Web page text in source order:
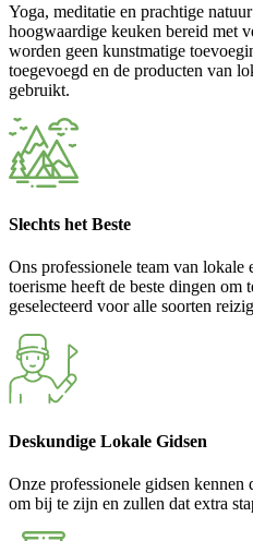
Yoga, meditatie en prachtige
hoogwaardige keuken bereid met
worden geen kunstmatige
toegevoegd en de producten van
gebruikt.
Slechts het Beste
Ons professionele team van lokale
toerisme heeft de beste dingen
geselecteerd voor alle soorten
Deskundige Lokale Gidsen
Onze professionele gidsen
om bij te zijn en zullen dat extra